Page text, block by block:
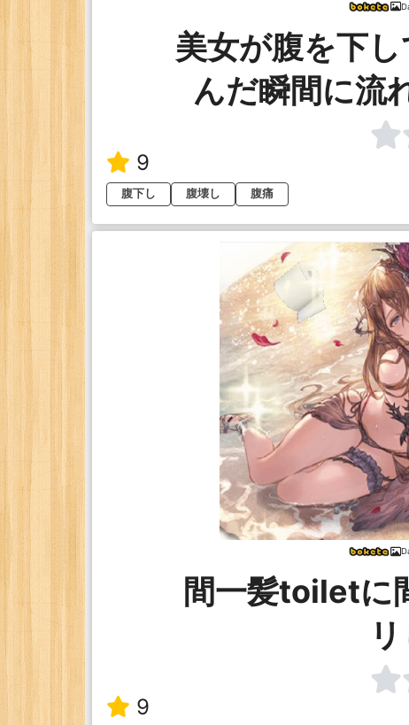
美女が腹を下
んだ瞬間に流
9
腹下し
腹壊し 腹痛
間一髪toiletに
9